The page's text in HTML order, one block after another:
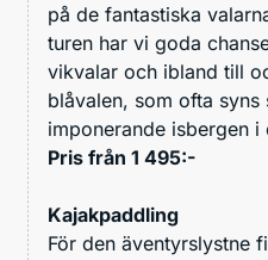
på de fantastiska
turen har vi goda
vikvalar och ibland till
blåvalen, som ofta syns
imponerande isbergen i
Pris från 1 495:-
Kajakpaddling
För den äventyrslystne